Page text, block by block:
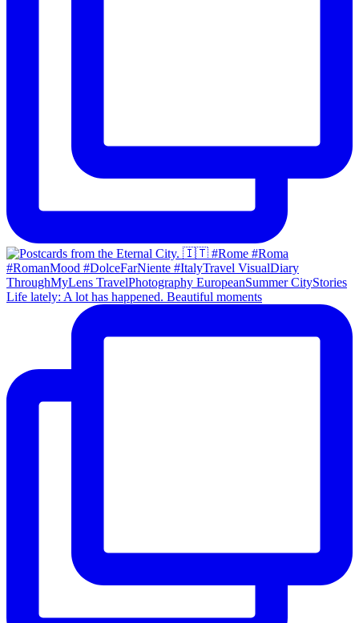
Life lately: A lot has happened. Beautiful moments